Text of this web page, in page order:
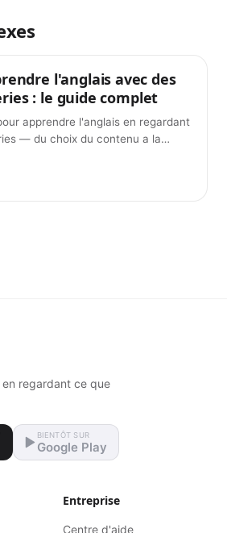
l'anglais avec des
: le guide complet
apprendre l'anglais en regardant
— du choix du contenu a la
espacee.
regardant ce que
BIENTÔT SUR
Google Play
Entreprise
Centre d'aide